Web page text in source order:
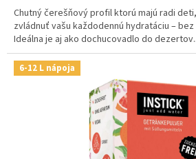
Chutný čerešňový profil ktorú majú radi
zvládnuť vašu každodennú hydratáciu –
Ideálna je aj ako dochucovadlo do
6-12 L nápoja